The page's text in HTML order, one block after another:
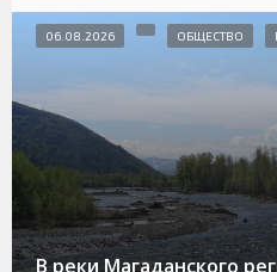
В реки Магаданского
06.08.2026 ОБЩЕСТВО